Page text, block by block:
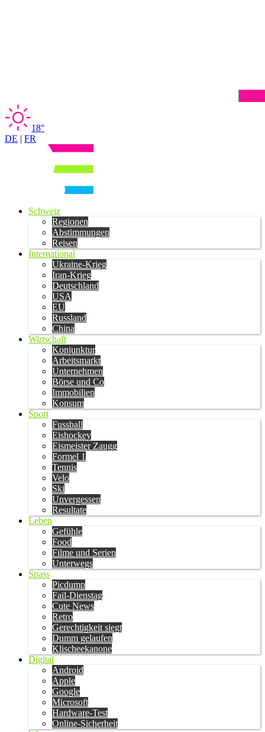
18°
DE | FR
Schweiz
Regionen
Abstimmungen
Reisen
International
Ukraine-Krieg
Iran-Krieg
Deutschland
USA
EU
Russland
China
Wirtschaft
Konjunktur
Arbeitsmarkt
Unternehmen
Börse und Co
Immobilien
Konsum
Sport
Fussball
Eishockey
Eismeister Zaugg
Formel 1
Tennis
Velo
Ski
Unvergessen
Resultate
Leben
Gefühle
Food
Filme und Serien
Unterwegs
Spass
Picdump
Fail-Dienstag
Cute News
Retro
Gerechtigkeit siegt
Dumm gelaufen
Klischeekanone
Digital
Android
Apple
Google
Microsoft
Hardware-Test
Online-Sicherheit